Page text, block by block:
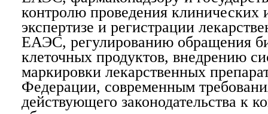
контролю проведения клинических
экспертизе и регистрации
ЕАЭС, регулированию обращения
клеточных продуктов, внедрению
маркировки лекарственных
Федерации, современным
действующего законодательства к